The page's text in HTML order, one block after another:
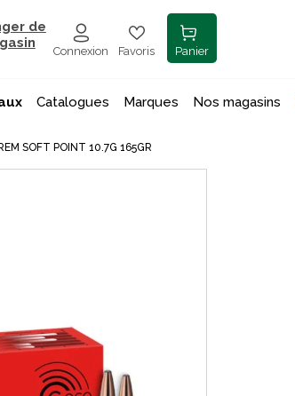
de
Connexion Favoris Panier
Catalogues Marques Nos magasins
SOFT POINT 10.7G 165GR